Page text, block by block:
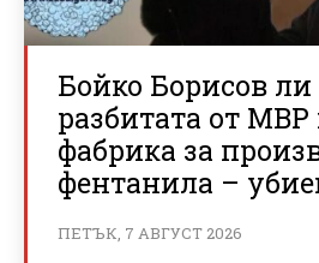
Бойко Борисов ли
разбитата от
фабрика за
фентанила –
ПЕТЪК, 7 АВГУСТ 2026